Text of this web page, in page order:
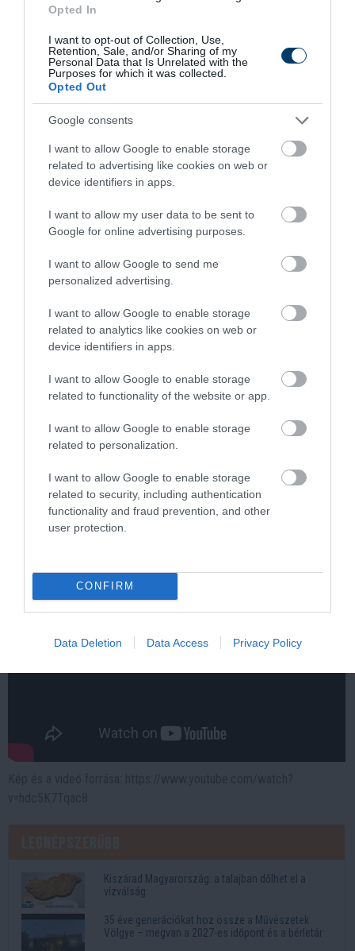
Opted In
I want to opt-out of Collection, Use,
Retention, Sale, and/or Sharing of my
Personal Data that Is Unrelated with the
Purposes for which it was collected.
Opted Out
Google consents
I want to allow Google to enable storage
related to advertising like cookies on web or
device identifiers in apps.
I want to allow my user data to be sent to
Google for online advertising purposes.
I want to allow Google to send me
personalized advertising.
I want to allow Google to enable storage
related to analytics like cookies on web or
device identifiers in apps.
I want to allow Google to enable storage
related to functionality of the website or app.
I want to allow Google to enable storage
related to personalization.
I want to allow Google to enable storage
related to security, including authentication
functionality and fraud prevention, and other
user protection.
CONFIRM
Data Deletion Data Access Privacy Policy
Stop Eating These 3 Foods That Are Known to
Cause Parasites
433 178 133
6 h 47 min
Die Instantly
Kiszárad Magyarország: a talajban dőlhet el a
vízválság
35 éve generációkat hoz össze a Művészetek
Völgye – megvan a 2027-es időpont és a bérletár